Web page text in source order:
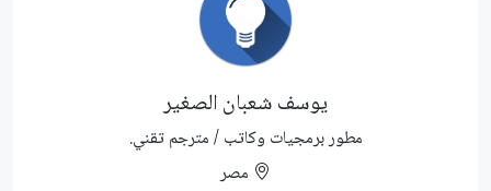
يوسف شعبان الصغير
مطور برمجيات وكاتب / مترجم تقني.
مصر